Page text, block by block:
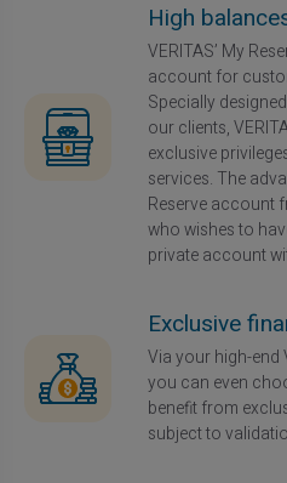
High
VERITAS’ My
account for
Specially
our clients,
exclusive
services. The
Reserve account
who wishes to
private account
Exclusive
Via your high-end
you can even
benefit from
subject to